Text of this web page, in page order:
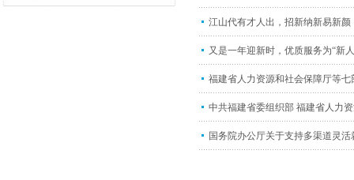
江山代有才人出，招新纳新易新颜
又是一年迎新时，优质服务为“新
福建省人力资源和社会保障厅等
中共福建省委组织部 福建省人力
国务院办公厅关于支持多渠道灵活